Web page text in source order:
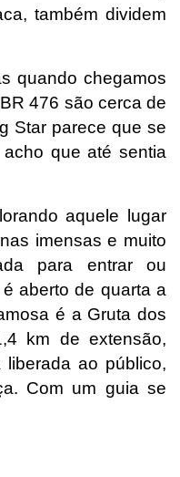
também dividem
quando chegamos
476 são cerca de
Star parece que se
que até sentia
aquele lugar
imensas e muito
para entrar ou
aberto de quarta a
é a Gruta dos
km de extensão,
ao público,
Com um guia se